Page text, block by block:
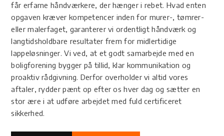
får erfarne håndværkere, der hænger i rebet. Hvad enten
opgaven kræver kompetencer inden for murer-, tømrer-
eller malerfaget, garanterer vi ordentligt håndværk og
langtidsholdbare resultater frem for midlertidige
lappeløsninger. Vi ved, at et godt samarbejde med en
boligforening bygger på tillid, klar kommunikation og
proaktiv rådgivning. Derfor overholder vi altid vores
aftaler, rydder pænt op efter os hver dag og sætter en
stor ære i at udføre arbejdet med fuld certificeret
sikkerhed.